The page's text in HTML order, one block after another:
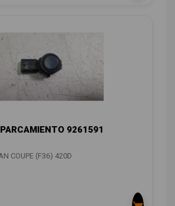
9261591
COUPE (F36) 420D